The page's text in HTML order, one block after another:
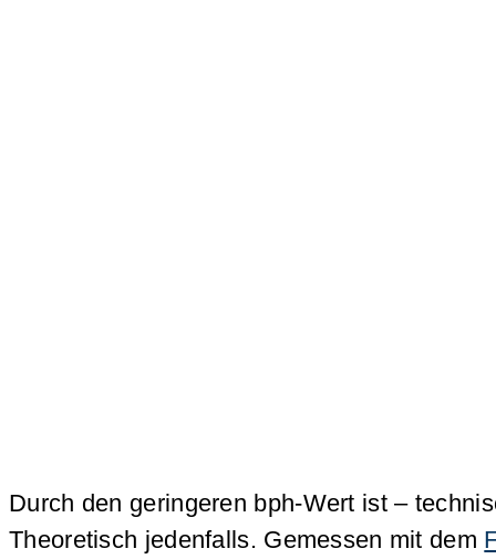
Durch den geringeren bph-Wert ist –
Theoretisch jedenfalls. Gemessen mit dem